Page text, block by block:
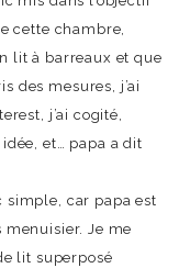
cette chambre,
lit à barreaux et que
des mesures, j’ai
j’ai cogité,
et… papa a dit
simple, car papa est
menuisier. Je me
lit superposé